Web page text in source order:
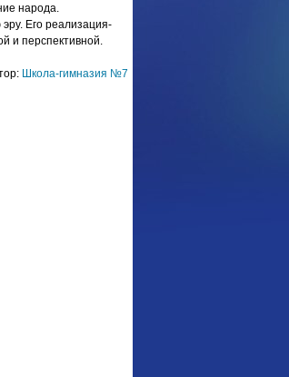
народа.
Его реализация-
и перспективной.
Школа-гимназия №7